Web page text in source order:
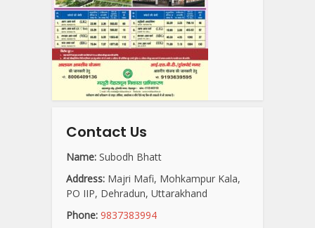
Contact Us
Name: Subodh Bhatt
Address: Majri Mafi, Mohkampur Kala,
PO IIP, Dehradun, Uttarakhand
Phone: 9837383994